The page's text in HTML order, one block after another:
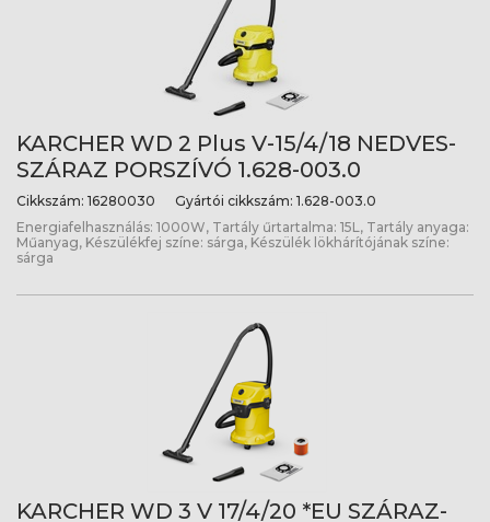
KARCHER WD 2 Plus V-15/4/18 NEDVES-
SZÁRAZ PORSZÍVÓ 1.628-003.0
Cikkszám: 16280030 Gyártói cikkszám: 1.628-003.0
Energiafelhasználás: 1000W, Tartály űrtartalma: 15L, Tartály anyaga:
Műanyag, Készülékfej színe: sárga, Készülék lökhárítójának színe:
sárga
KARCHER WD 3 V 17/4/20 *EU SZÁRAZ-